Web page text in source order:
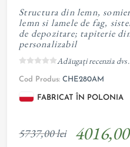
Structura din lemn,
lemn si lamele de fag,
de depozitare; tapiterie
personalizabil
Adăugați recenzia dvs.
Cod Produs: CHE280AM
FABRICAT ÎN POLONIA
5737,00 lei